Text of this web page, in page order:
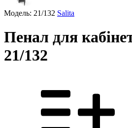
Модель: 21/132 Salita
Пенал для
21/132